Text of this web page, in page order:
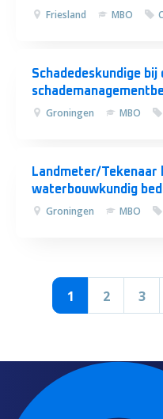
Friesland MBO
Schadedeskundige bij
Groningen MBO
Landmeter/Tekenaar
waterbouwkundig
Groningen MBO
1 2 3